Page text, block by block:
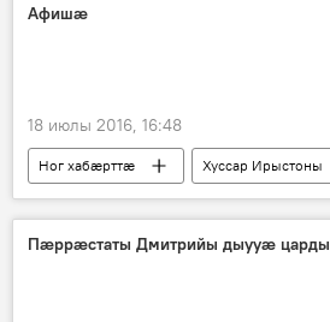
Афишӕ
18 июлы 2016, 16:48
Ног хабӕрттӕ Хуссар Ирыстоны
Пӕррӕстаты Дмитрийы дыууӕ царды